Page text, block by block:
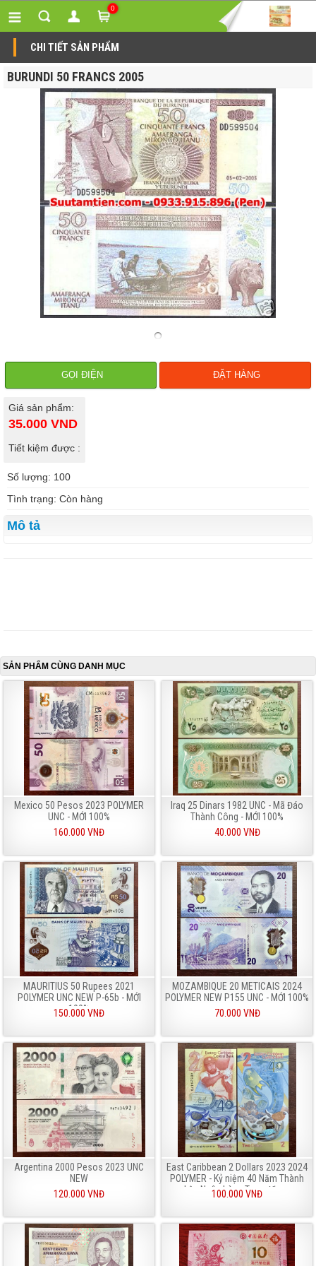
0
CHI TIẾT SẢN PHẨM
BURUNDI 50 FRANCS 2005
GỌI ĐIỆN ĐẶT HÀNG
Giá sản phẩm:
35.000 VND
Tiết kiệm được :
Số lượng: 100
Tình trạng: Còn hàng
Mô tả
SẢN PHẨM CÙNG DANH MỤC
Mexico 50 Pesos 2023 POLYMER
UNC - MỚI 100%
160.000 VNĐ
Iraq 25 Dinars 1982 UNC - Mã Đáo
Thành Công - MỚI 100%
40.000 VNĐ
MAURITIUS 50 Rupees 2021
POLYMER UNC NEW P-65b - MỚI
100%
150.000 VNĐ
MOZAMBIQUE 20 METICAIS 2024
POLYMER NEW P155 UNC - MỚI 100%
70.000 VNĐ
Argentina 2000 Pesos 2023 UNC
NEW
120.000 VNĐ
East Caribbean 2 Dollars 2023 2024
POLYMER - Kỷ niệm 40 Năm Thành
Lập Ngân hàng Trung Ương
100.000 VNĐ